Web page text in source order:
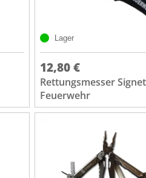
Lager
12,80 €
Rettungsmesser Signet
Feuerwehr